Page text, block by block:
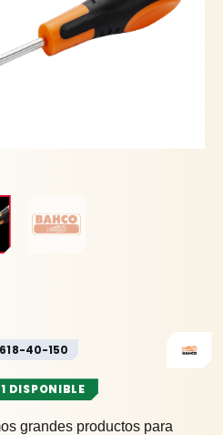
618-40-150
DISPONIBLE
grandes productos para